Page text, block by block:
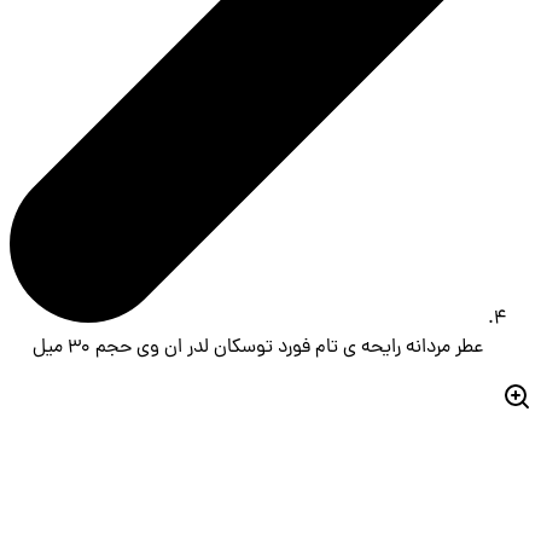
عطر مردانه رایحه ی تام فورد توسکان لدر ان وی حجم 30 میل